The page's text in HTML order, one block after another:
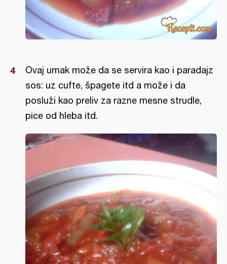
Ovaj umak može da se servira kao i paradajz
sos: uz cufte, špagete itd a može i da
posluži kao preliv za razne mesne strudle,
pice od hleba itd.